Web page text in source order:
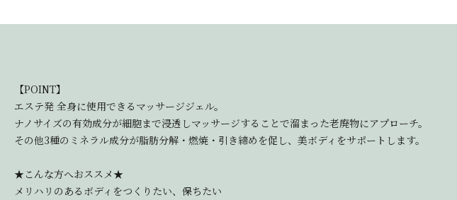
【POINT】
エステ発 全身に使用できるマッサージジェル。
ナノサイズの有効成分が細胞まで浸透しマッサージすることで溜まった老廃物にアプローチ。
その他3種のミネラル成分が脂肪分解・燃焼・引き締めを促し、美ボディをサポートします。
★こんな方へおススメ★
メリハリのあるボディをつくりたい、保ちたい